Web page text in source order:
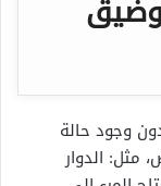
وجود حالة
مثل: الدوار